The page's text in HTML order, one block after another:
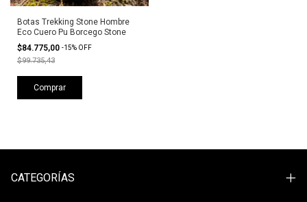
Botas Trekking Stone Hombre
Eco Cuero Pu Borcego Stone
$84.775,00 -15% OFF
$99.735,43
Comprar
CATEGORÍAS